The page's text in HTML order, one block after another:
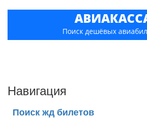
Поиск дешёвых
Навигация
Поиск жд билетов